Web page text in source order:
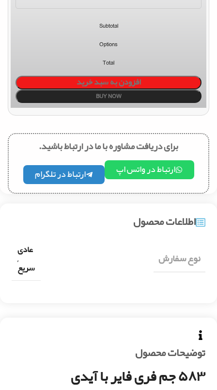
Subtotal
Options
Total
افزودن به سبد خرید
BUY NOW
برای دریافت مشاوره با ما در ارتباط باشید.
ارتباط در واتس اپ ارتباط در تلگرام
توضیحات محصول
۵۸۳ جم فری فایر با آیدی
اطلاعات محصول
نوع سفارش
عادی
,
سریع